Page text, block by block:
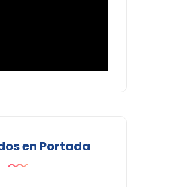
en Portada